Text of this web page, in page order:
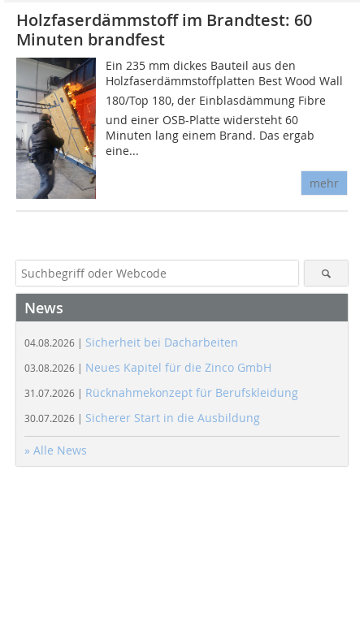
Holzfaserdämmstoff im Brandtest: 60
Minuten brandfest
Ein 235 mm dickes Bauteil aus den
Holzfaserdämmstoffplatten Best Wood Wall
180/Top 180, der Einblasdämmung Fibre
und einer OSB-Platte widersteht 60
Minuten lang einem Brand. Das ergab
eine...
mehr
News
04.08.2026 | Sicherheit bei Dacharbeiten
03.08.2026 | Neues Kapitel für die Zinco GmbH
31.07.2026 | Rücknahmekonzept für Berufskleidung
30.07.2026 | Sicherer Start in die Ausbildung
» Alle News